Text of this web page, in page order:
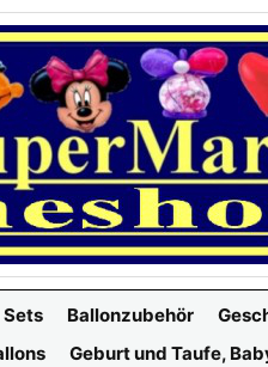
Sets Ballonzubehör
Geburt und Taufe,